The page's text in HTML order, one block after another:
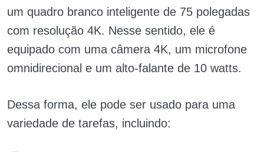
um quadro branco inteligente de 75 polegadas
com resolução 4K. Nesse sentido, ele é
equipado com uma câmera 4K, um microfone
omnidirecional e um alto-falante de 10 watts.
Dessa forma, ele pode ser usado para uma
variedade de tarefas, incluindo: